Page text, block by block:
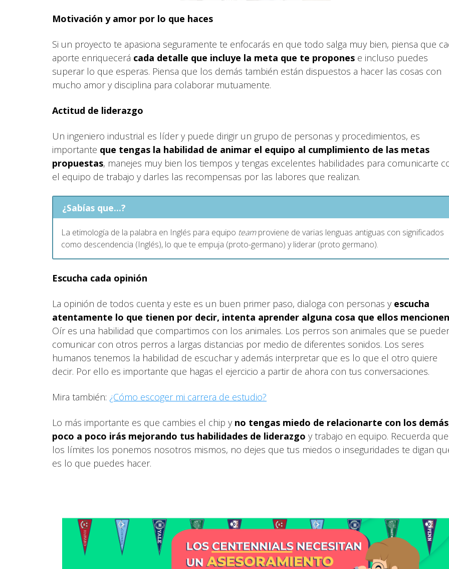
Motivación y amor por lo que haces
Si un proyecto te apasiona seguramente te enfocarás en que todo salga muy bien, piensa que
aporte enriquecerá cada detalle que incluye la meta que te propones e incluso puedes
superar lo que esperas. Piensa que los demás también están dispuestos a hacer las cosas con
mucho amor y disciplina para colaborar mutuamente.
Actitud de liderazgo
Un ingeniero industrial es líder y puede dirigir un grupo de personas y procedimientos, es
importante que tengas la habilidad de animar el equipo al cumplimiento de las metas
propuestas, manejes muy bien los tiempos y tengas excelentes habilidades para comunicarte
el equipo de trabajo y darles las recompensas por las labores que realizan.
¿Sabías que...?
La etimología de la palabra en Inglés para equipo teamproviene de varias lenguas antiguas con significados
como descendencia (Inglés), lo que te empuja (proto-germano) y liderar (proto germano).
Escucha cada opinión
La opinión de todos cuenta y este es un buen primer paso, dialoga con personas y escucha
atentamente lo que tienen por decir, intenta aprender alguna cosa que ellos
Oír es una habilidad que compartimos con los animales. Los perros son animales que se
comunicar con otros perros a largas distancias por medio de diferentes sonidos. Los seres
humanos tenemos la habilidad de escuchar y además interpretar que es lo que el otro quiere
decir. Por ello es importante que hagas el ejercicio a partir de ahora con tus conversaciones.
Mira también: ¿Cómo escoger mi carrera de estudio?
Lo más importante es que cambies el chip y no tengas miedo de relacionarte con los
poco a poco irás mejorando tus habilidades de liderazgo y trabajo en equipo. Recuerda que
los límites los ponemos nosotros mismos, no dejes que tus miedos o inseguridades te digan
es lo que puedes hacer.